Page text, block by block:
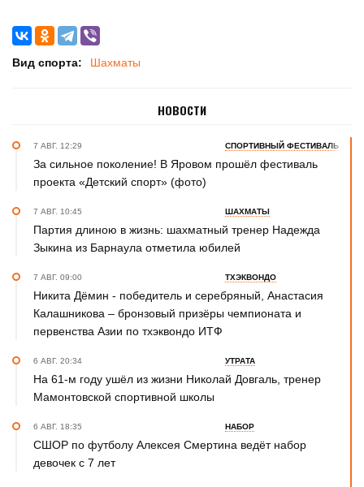
Вид спорта: Шахматы
НОВОСТИ
7 АВГ. 12:29 СПОРТИВНЫЙ ФЕСТИВАЛЬ
За сильное поколение! В Яровом прошёл фестиваль
проекта «Детский спорт» (фото)
7 АВГ. 10:45 ШАХМАТЫ
Партия длиною в жизнь: шахматный тренер Надежда
Зыкина из Барнаула отметила юбилей
7 АВГ. 09:00 ТХЭКВОНДО
Никита Дёмин - победитель и серебряный, Анастасия
Калашникова – бронзовый призёры чемпионата и
первенства Азии по тхэквондо ИТФ
6 АВГ. 20:34 УТРАТА
На 61-м году ушёл из жизни Николай Довгаль, тренер
Мамонтовской спортивной школы
6 АВГ. 18:35 НАБОР
СШОР по футболу Алексея Смертина ведёт набор
девочек с 7 лет